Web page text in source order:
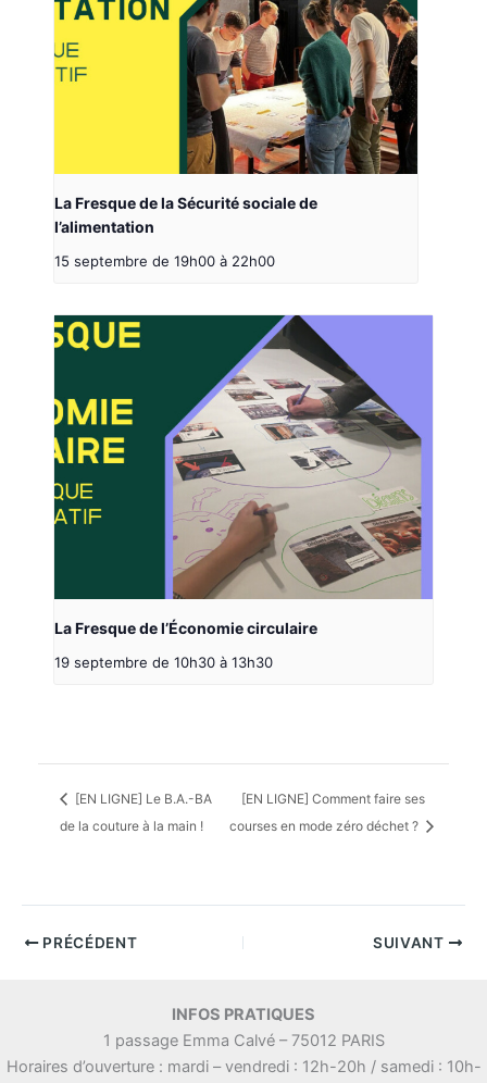
La Fresque de la Sécurité sociale de
l’alimentation
15 septembre de 19h00 à 22h00
La Fresque de l’Économie circulaire
19 septembre de 10h30 à 13h30
[EN LIGNE] Le B.A.-BA
de la couture à la main !
[EN LIGNE] Comment faire ses
courses en mode zéro déchet ?
PRÉCÉDENT SUIVANT
INFOS PRATIQUES
1 passage Emma Calvé – 75012 PARIS
Horaires d’ouverture : mardi – vendredi : 12h-20h / samedi : 10h-